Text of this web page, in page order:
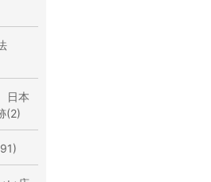
日本
(2)